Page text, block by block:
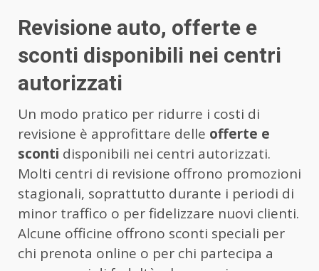
Revisione auto, offerte e
sconti disponibili nei centri
autorizzati
Un modo pratico per ridurre i costi di
revisione è approfittare delle offerte e
sconti disponibili nei centri autorizzati.
Molti centri di revisione offrono promozioni
stagionali, soprattutto durante i periodi di
minor traffico o per fidelizzare nuovi clienti.
Alcune officine offrono sconti speciali per
chi prenota online o per chi partecipa a